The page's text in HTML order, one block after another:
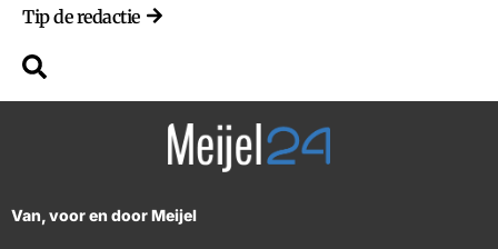
Tip de redactie
Van, voor en door Meijel